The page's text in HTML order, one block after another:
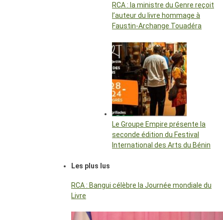
RCA : la ministre du Genre reçoit
l’auteur du livre hommage à
Faustin-Archange Touadéra
Le Groupe Empire présente la
seconde édition du Festival
International des Arts du Bénin
Les plus lus
RCA : Bangui célèbre la Journée mondiale du
Livre